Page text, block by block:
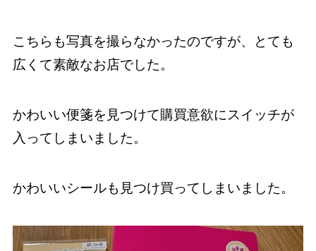
こちらも写真を撮らなかったのですが、とても
広くて素敵なお店でした。
かわいい便箋を見つけて購買意欲にスイッチが
入ってしまいました。
かわいいシールも見つけ買ってしまいました。